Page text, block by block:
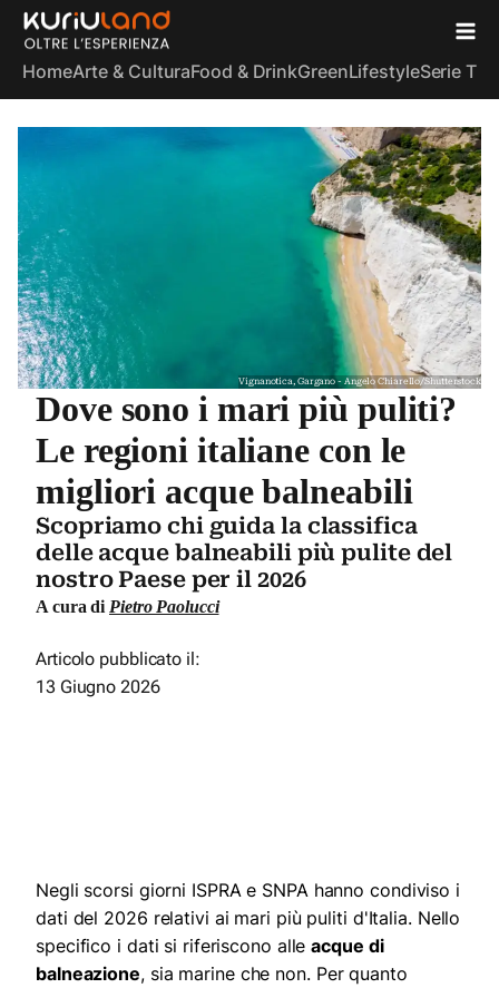
HomeArte & CulturaFood & DrinkGreenLifestyleSerie TV
Vignanotica, Gargano - Angelo Chiarello/Shutterstock
Dove sono i mari più puliti?
Le regioni italiane con le
migliori acque balneabili
Scopriamo chi guida la classifica
delle acque balneabili più pulite del
nostro Paese per il 2026
A cura di Pietro Paolucci
Articolo pubblicato il:
13 Giugno 2026
Negli scorsi giorni ISPRA e SNPA hanno condiviso i
dati del 2026 relativi ai mari più puliti d'Italia. Nello
specifico i dati si riferiscono alleacque di
balneazione, sia marine che non. Per quanto